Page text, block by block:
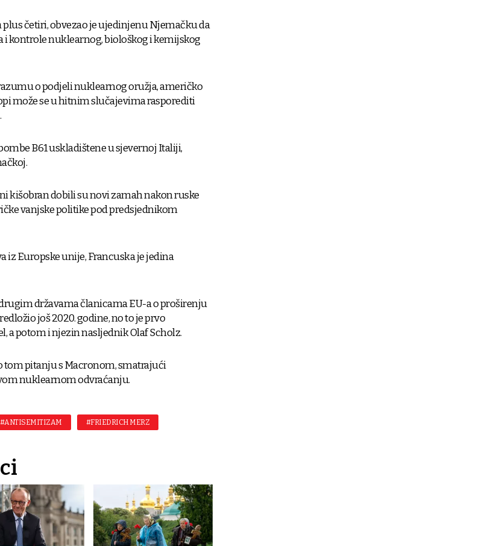
plus četiri, obvezao je ujedinjenu Njemačku da
i kontrole nuklearnog, biološkog i kemijskog
o podjeli nuklearnog oružja, američko
može se u hitnim slučajevima rasporediti
B61 uskladištene u sjevernoj Italiji,
kišobran dobili su novi zamah nakon ruske
vanjske politike pod predsjednikom
iz Europske unije, Francuska je jedina
državama članicama EU-a o proširenju
još 2020. godine, no to je prvo
a potom i njezin nasljednik Olaf Scholz.
tom pitanju s Macronom, smatrajući
nuklearnom odvraćanju.
#ANTISEMITIZAM #FRIEDRICH MERZ